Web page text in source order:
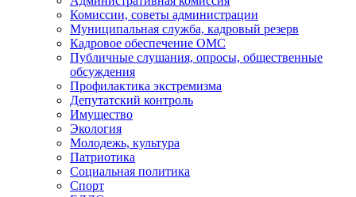
Комиссии, советы администрации
Муниципальная служба, кадровый резерв
Кадровое обеспечение ОМС
Публичные слушания, опросы, общественные
обсуждения
Профилактика экстремизма
Депутатский контроль
Имущество
Экология
Молодежь, культура
Патриотика
Социальная политика
Спорт